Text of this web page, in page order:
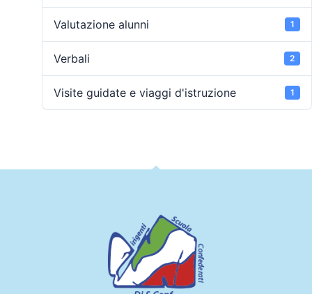
Valutazione alunni 1
Verbali 2
Visite guidate e viaggi d'istruzione 1